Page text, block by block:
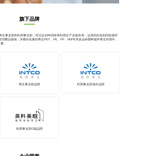
旗下品牌
生事业部和利用事业部，经过近20年回收再利用全产业链布局，运用高科技的回收循环
费品领域，并横向拓展到再生PET、PE、PP、HDPE等多品种塑料循环再生利用中，
。
再生事业部品牌 利用事业部海外品牌
利用事业部C端品牌